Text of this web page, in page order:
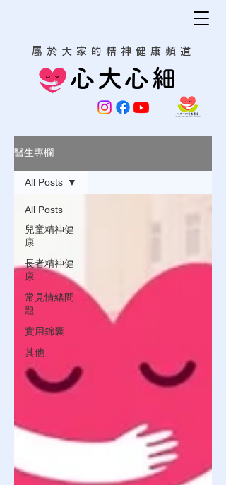
心大心細
屬於大家的精神健康頻道
醫生專欄
All Posts
兒童精神健
康
長者精神健
康
常見情緒問
題
實用錦囊
其他
All Posts